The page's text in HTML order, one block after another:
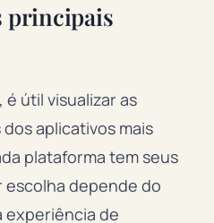
principais
é útil visualizar as
aplicativos mais
plataforma tem seus
depende do
experiência de